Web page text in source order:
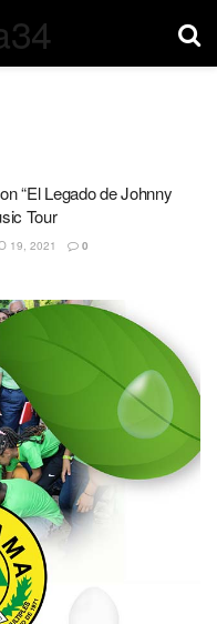
“El Legado de Johnny
Tour
19, 2021 0